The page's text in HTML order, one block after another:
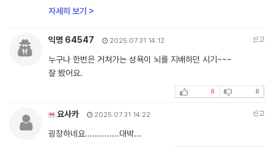
자세히 보기 >
익명 64547 2025.07.31 14:12 신고
누구나 한번은 거쳐가는 성욕이 뇌를 지배하던 시기~~~
잘 봤어요.
0 0
요사카 2025.07.31 14:22 신고
굉장하네요..............대박...